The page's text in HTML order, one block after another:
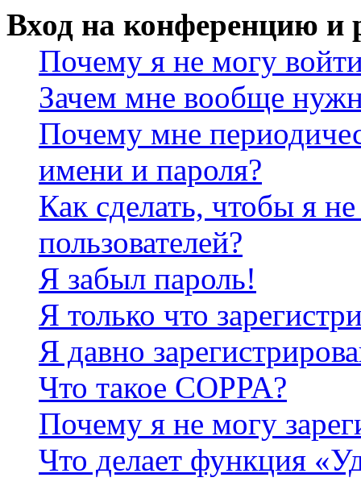
Вход на конференцию и
Почему я не могу
Зачем мне вообще
Почему мне
имени и пароля?
Как сделать, чтобы я
пользователей?
Я забыл пароль!
Я только что
Я давно
Что такое COPPA?
Почему я не могу
Что делает функция